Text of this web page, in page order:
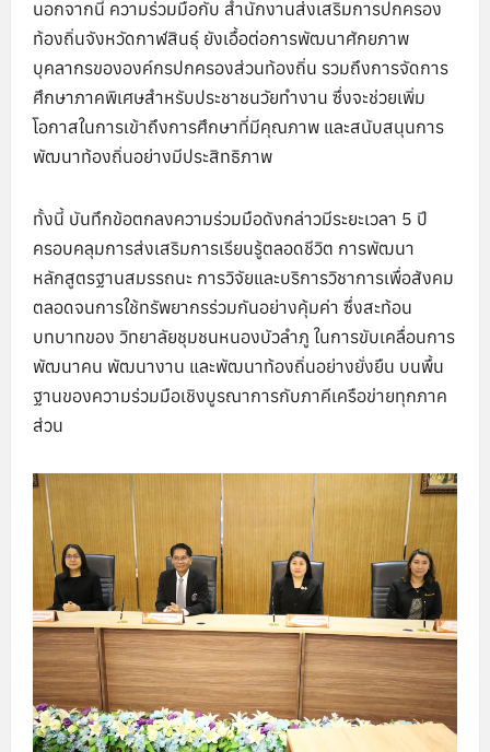
นอกจากนี้ ความร่วมมือกับ สำนักงานส่งเสริมการปกครอง
ท้องถิ่นจังหวัดกาฬสินธุ์ ยังเอื้อต่อการพัฒนาศักยภาพ
บุคลากรขององค์กรปกครองส่วนท้องถิ่น รวมถึงการจัดการ
ศึกษาภาคพิเศษสำหรับประชาชนวัยทำงาน ซึ่งจะช่วยเพิ่ม
โอกาสในการเข้าถึงการศึกษาที่มีคุณภาพ และสนับสนุนการ
พัฒนาท้องถิ่นอย่างมีประสิทธิภาพ
ทั้งนี้ บันทึกข้อตกลงความร่วมมือดังกล่าวมีระยะเวลา 5 ปี
ครอบคลุมการส่งเสริมการเรียนรู้ตลอดชีวิต การพัฒนา
หลักสูตรฐานสมรรถนะ การวิจัยและบริการวิชาการเพื่อสังคม
ตลอดจนการใช้ทรัพยากรร่วมกันอย่างคุ้มค่า ซึ่งสะท้อน
บทบาทของ วิทยาลัยชุมชนหนองบัวลำภู ในการขับเคลื่อนการ
พัฒนาคน พัฒนางาน และพัฒนาท้องถิ่นอย่างยั่งยืน บนพื้น
ฐานของความร่วมมือเชิงบูรณาการกับภาคีเครือข่ายทุกภาค
ส่วน